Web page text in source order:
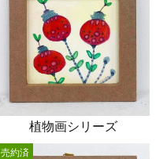
植物画シリーズ
売約済